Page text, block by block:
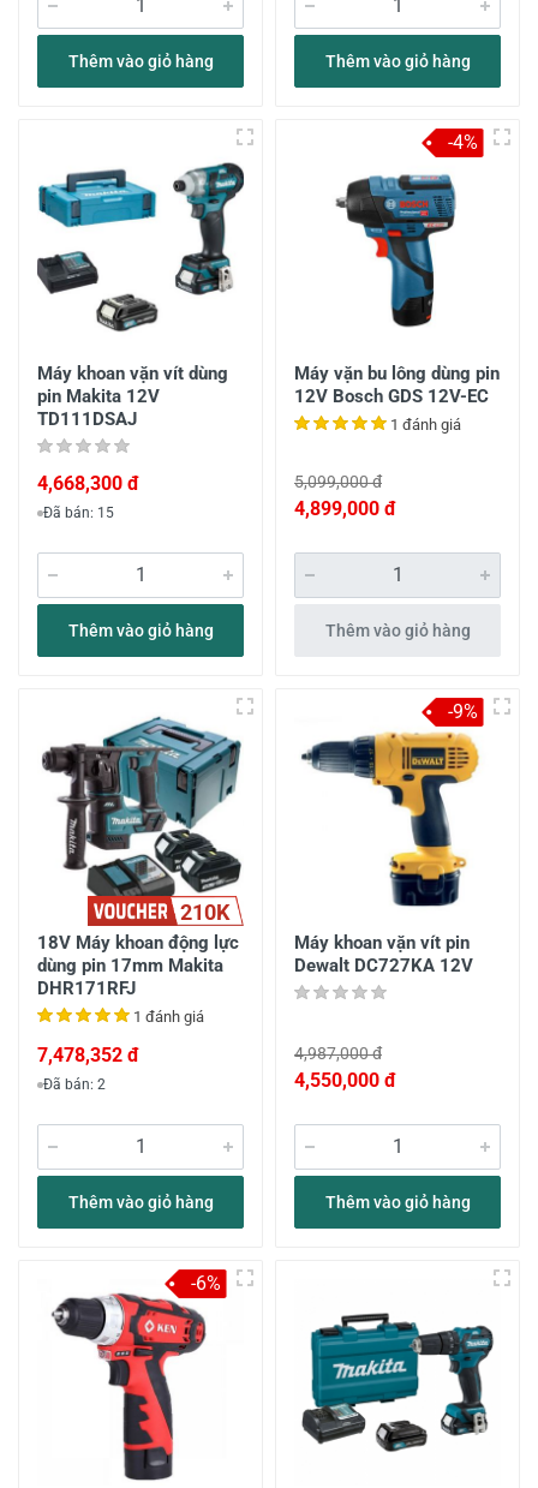
Thêm vào giỏ hàng Thêm vào giỏ hàng
Máy khoan vặn vít dùng
pin Makita 12V
TD111DSAJ
4,668,300 đ
Đã bán: 15
Thêm vào giỏ hàng
Máy vặn bu lông dùng pin
12V Bosch GDS 12V-EC
1 đánh giá
5,099,000 đ
4,899,000 đ
Thêm vào giỏ hàng
-4%
210K
18V Máy khoan động lực
dùng pin 17mm Makita
DHR171RFJ
1 đánh giá
7,478,352 đ
Đã bán: 2
Thêm vào giỏ hàng
Máy khoan vặn vít pin
Dewalt DC727KA 12V
4,987,000 đ
4,550,000 đ
Thêm vào giỏ hàng
-9%
-6%